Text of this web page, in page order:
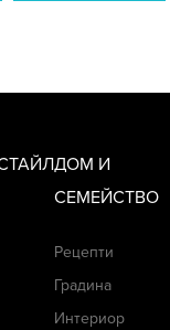
ДОМ И
СЕМЕЙСТВО
Рецепти
Градина
Интериор